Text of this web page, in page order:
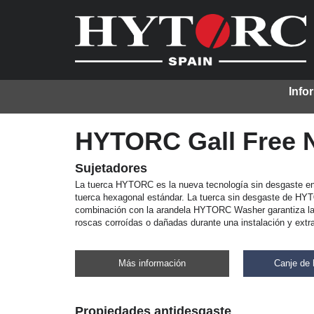
HYTORC Gall Free
Sujetadores
La tuerca HYTORC es la nueva tecnología sin desgaste
tuerca hexagonal estándar. La tuerca sin desgaste de
combinación con la arandela HYTORC Washer garantiza
roscas corroídas o dañadas durante una instalación y
Más información Canje de
Propiedades antidesgaste